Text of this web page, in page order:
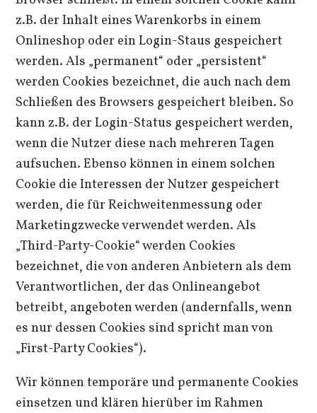
z.B. der Inhalt eines Warenkorbs in einem
Onlineshop oder ein Login-Staus gespeichert
werden. Als „permanent“ oder „persistent“
werden Cookies bezeichnet, die auch nach dem
Schließen des Browsers gespeichert bleiben. So
kann z.B. der Login-Status gespeichert werden,
wenn die Nutzer diese nach mehreren Tagen
aufsuchen. Ebenso können in einem solchen
Cookie die Interessen der Nutzer gespeichert
werden, die für Reichweitenmessung oder
Marketingzwecke verwendet werden. Als
„Third-Party-Cookie“ werden Cookies
bezeichnet, die von anderen Anbietern als dem
Verantwortlichen, der das Onlineangebot
betreibt, angeboten werden (andernfalls, wenn
es nur dessen Cookies sind spricht man von
„First-Party Cookies“).
Wir können temporäre und permanente Cookies
einsetzen und klären hierüber im Rahmen